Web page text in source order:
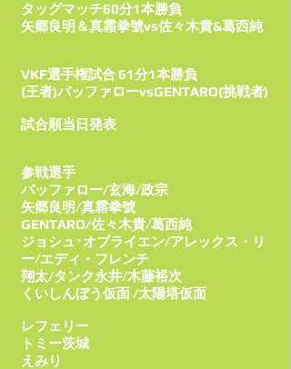
タッグマッチ60分1本勝負
矢郷良明＆真霜拳號vs佐々木貴&葛西純
VKF選手権試合 61分1本勝負
(王者)バッファローvsGENTARO(挑戦者)
試合順当日発表
参戦選手
バッファロー/玄海/政宗
矢郷良明/真霜拳號
GENTARO/佐々木貴/葛西純
ジョシュ･オブライエン/アレックス・リ
ー/エディ・フレンチ
翔太/タンク永井/木藤裕次
くいしんぼう仮面 /太陽塔仮面
レフェリー
トミー茨城
えみり